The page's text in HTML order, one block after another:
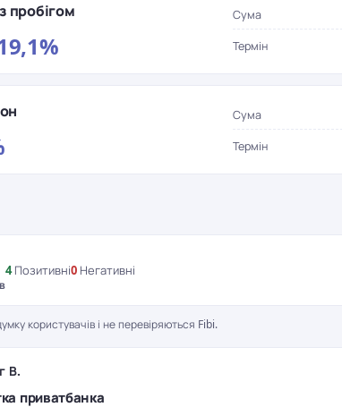
пробігом Сума
Термін
Сума
Термін
4Позитивні0 Негативні
користувачів і не перевіряються Fibi.
В.
приватбанка